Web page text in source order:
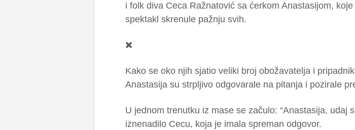
i folk diva Ceca Ražnatović sa ćerkom Anastasijom,
spektakl skrenule pažnju svih.
Kako se oko njih sjatio veliki broj obožavatelja i
Anastasija su strpljivo odgovarale na pitanja i pozirale
U jednom trenutku iz mase se začulo: “Anastasija, udaj
iznenadilo Cecu, koja je imala spreman odgovor.